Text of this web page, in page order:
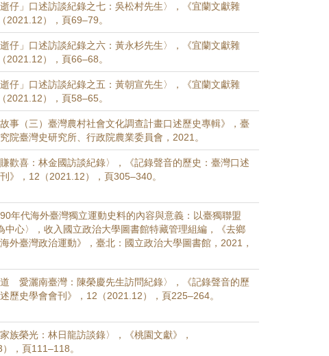
逝仔」口述訪談紀錄之七：吳松村先生〉，《宜蘭文獻雜
2021.12），頁69–79。
逝仔」口述訪談紀錄之六：黃永杉先生〉，《宜蘭文獻雜
2021.12），頁66–68。
逝仔」口述訪談紀錄之五：黃朝宣先生〉，《宜蘭文獻雜
2021.12），頁58–65。
故事（三）臺灣農村社會文化調查計畫口述歷史專輯》，臺
院臺灣史研究所、行政院農業委員會，2021。
賺歡喜：林金國訪談紀錄〉，《記錄聲音的歷史：臺灣口述
》，12（2021.12），頁305–340。
年代海外臺灣獨立運動史料的內容與意義：以臺獨聯盟
中心〉，收入國立政治大學圖書館特藏管理組編，《去鄉
外臺灣政治運動》，臺北：國立政治大學圖書館，2021，
道 愛灑南臺灣：陳榮慶先生訪問紀錄〉，《記錄聲音的歷
歷史學會會刊》，12（2021.12），頁225–264。
家族榮光：林日龍訪談錄〉，《桃園文獻》，
，頁111–118。